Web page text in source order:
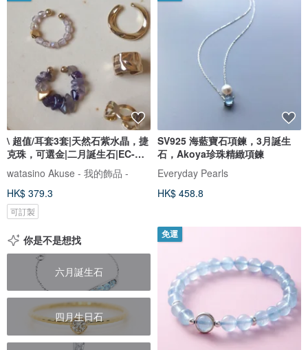
\ 超值/耳套3套|天然石紫水晶，捷
克珠，可選金|二月誕生石|EC-
watasino Akuse - 我的飾品 -
HK$ 379.3
可訂製
SV925 海藍寶石項鍊，3月誕生
石，Akoya珍珠精緻項鍊
Everyday Pearls
HK$ 458.8
你是不是想找
六月誕生石
四月生日石
免運